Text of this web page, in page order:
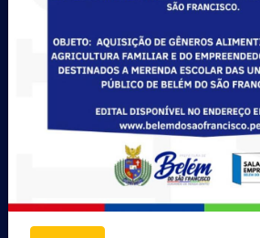
Hino Municipal
História do Município
O Vice-Prefeito
Perguntas Frequentes
Portal da
Transparência
E-sic